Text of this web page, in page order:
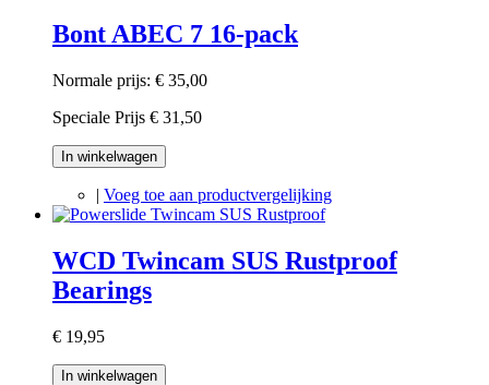
Bont ABEC 7 16-pack
Normale prijs: € 35,00
Speciale Prijs € 31,50
In winkelwagen
| Voeg toe aan productvergelijking
WCD Twincam SUS Rustproof
Bearings
€ 19,95
In winkelwagen